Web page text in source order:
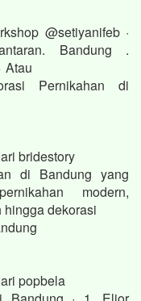
@setiyanifeb ·
Bandung .
Atau
Pernikahan di
bridestory
di Bandung yang
modern,
dekorasi
popbela